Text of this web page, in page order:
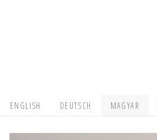
ENGLISH DEUTSCH MAGYAR